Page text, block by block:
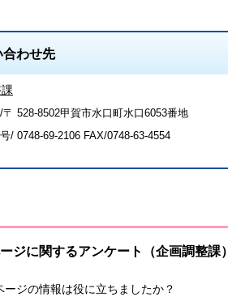
合わせ先
〒 528-8502甲賀市水口町水口6053番地
/ 0748-69-2106 FAX/0748-63-4554
ジに関するアンケート（企画調整課）
ージの情報は役に立ちましたか？